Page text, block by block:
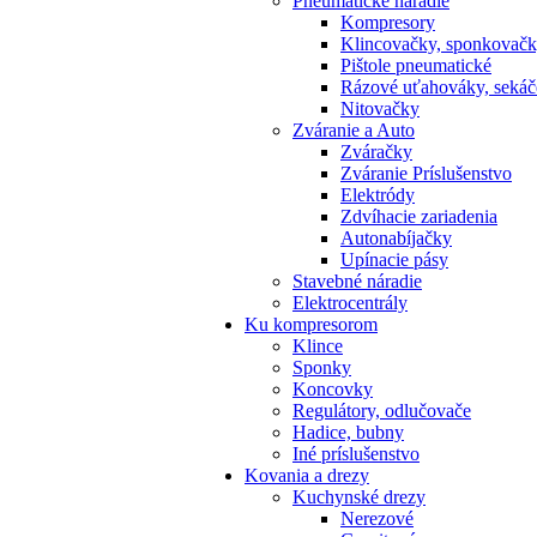
Kompresory
Klincovačky,
Pištole pneumatické
Rázové uťahováky,
Nitovačky
Zváranie a Auto
Zváračky
Zváranie Príslušenstvo
Elektródy
Zdvíhacie zariadenia
Autonabíjačky
Upínacie pásy
Stavebné náradie
Elektrocentrály
Ku kompresorom
Klince
Sponky
Koncovky
Regulátory, odlučovače
Hadice, bubny
Iné príslušenstvo
Kovania a drezy
Kuchynské drezy
Nerezové